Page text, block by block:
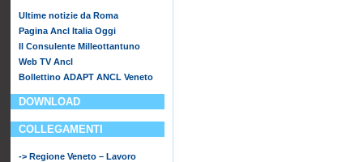
Ultime notizie da Roma
Pagina Ancl Italia Oggi
Il Consulente Milleottantuno
Web TV Ancl
Bollettino ADAPT ANCL Veneto
DOWNLOAD
COLLEGAMENTI
-> Regione Veneto – Lavoro